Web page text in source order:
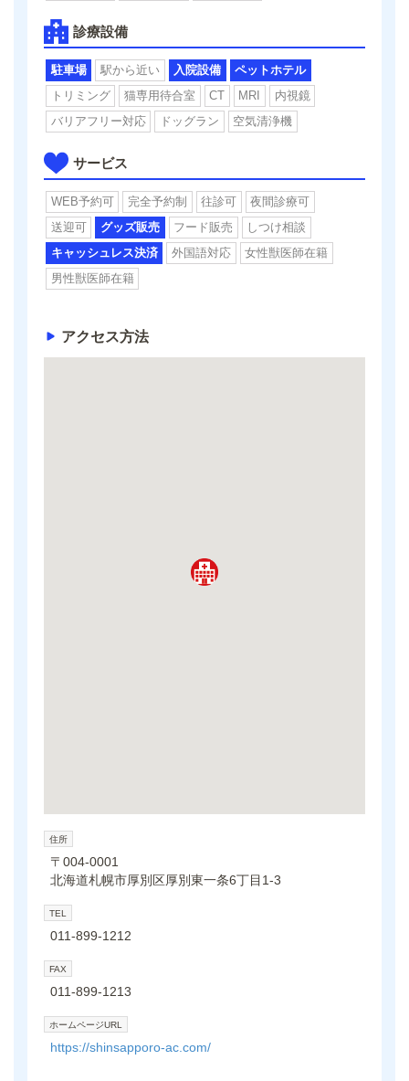
診療設備
駐車場 駅から近い 入院設備
ペットホテル
トリミング
猫専用待合室 CT MRI
内視鏡
バリアフリー対応
ドッグラン 空気清浄機
サービス
WEB予約可 完全予約制 往診可
夜間診療可
送迎可
グッズ販売 フード販売
しつけ相談
キャッシュレス決済
外国語対応
女性獣医師在籍
男性獣医師在籍
アクセス方法
住所
〒004-0001
北海道札幌市厚別区厚別東一条6丁目1-3
TEL
011-899-1212
FAX
011-899-1213
ホームページURL
https://shinsapporo-ac.com/